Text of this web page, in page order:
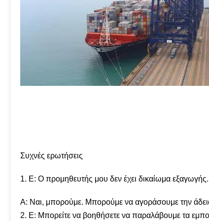
Συχνές ερωτήσεις
1. Ε: Ο προμηθευτής μου δεν έχει δικαίωμα
A: Ναι, μπορούμε. Μπορούμε να αγοράσουμε την
2. Ε: Μπορείτε να βοηθήσετε να παραλάβουμε τα